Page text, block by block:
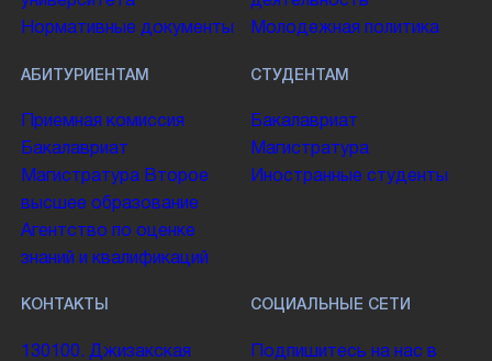
Нормативные документы
Молодежная политика
АБИТУРИЕНТАМ
Приемная комиссия
Бакалавриат
Магистратура Второе
высшее образование
Агентство по оценке
знаний и квалификаций
СТУДЕНТАМ
Бакалавриат
Магистратура
Иностранные студенты
КОНТАКТЫ
130100. Джизакская
СОЦИАЛЬНЫЕ СЕТИ
Подпишитесь на нас в